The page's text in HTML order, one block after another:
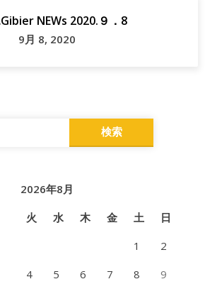
NEWs 2020.９．8
9月 8, 2020
2026年8月
火 水 木 金 土
日
1
2
4 5 6 7 8
9